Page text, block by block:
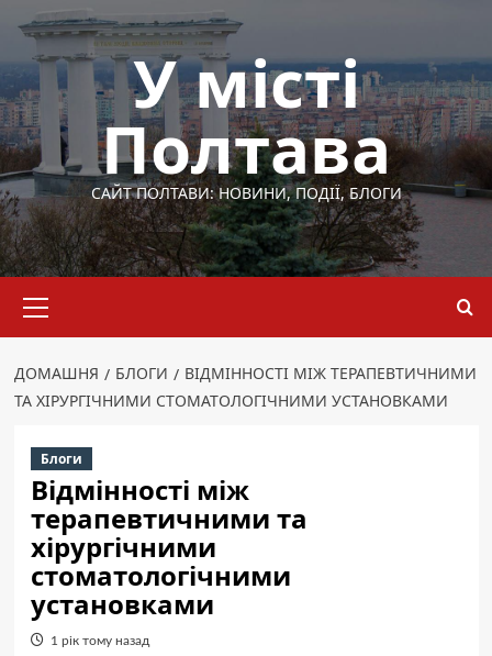
Перейти
вмісту
У місті
Полтава
САЙТ ПОЛТАВИ: НОВИНИ, ПОДІЇ, БЛОГИ
меню
ДОМАШНЯ БЛОГИ
ВІДМІННОСТІ МІЖ ТЕРАПЕВТИЧНИМИ
ТА ХІРУРГІЧНИМИ СТОМАТОЛОГІЧНИМИ УСТАНОВКАМИ
Блоги
Відмінності між
терапевтичними та
хірургічними
стоматологічними
установками
1 рік тому назад